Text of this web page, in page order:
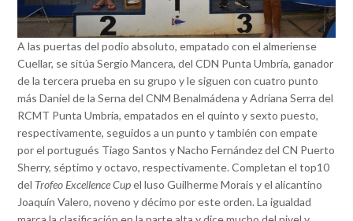
A las puertas del podio absoluto, empatado con el almeriense
Cuellar, se sitúa Sergio Mancera, del CDN Punta Umbría, ganador
de la tercera prueba en su grupo y le siguen con cuatro punto
más Daniel de la Serna del CNM Benalmádena y Adriana Serra del
RCMT Punta Umbría, empatados en el quinto y sexto puesto,
respectivamente, seguidos a un punto y también con empate
por el portugués Tiago Santos y Nacho Fernández del CN Puerto
Sherry, séptimo y octavo, respectivamente. Completan el top10
del Trofeo Excellence Cupel luso Guilherme Morais y el alicantino
Joaquín Valero, noveno y décimo por este orden. La igualdad